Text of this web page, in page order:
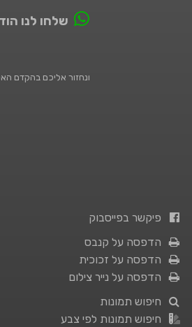
שלחו לנו
ונחזור אליכם בהקדם
פיקשר בפייסבוק
הדפסה על קנבס
הדפסה על זכוכית
הדפסה על נייר צילום
חיפוש תמונות
חיפוש תמונות לפי צבע